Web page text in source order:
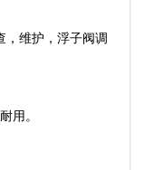
，维护，浮子阀调
用。